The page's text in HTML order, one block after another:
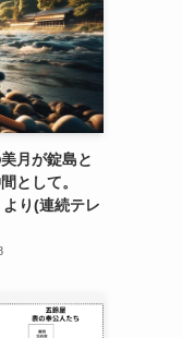
月が錠島と
として。
り(連続テレ